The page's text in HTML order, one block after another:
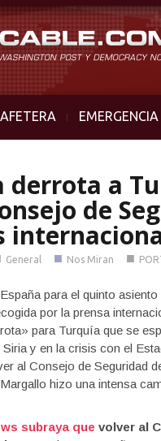
derrota a
de
General ■ Nos Miran ■
para el quinto
por la prensa
para Turquía que se
y en la crisis con el
al Consejo de Seguridad
hizo una intensa
subraya que volver al